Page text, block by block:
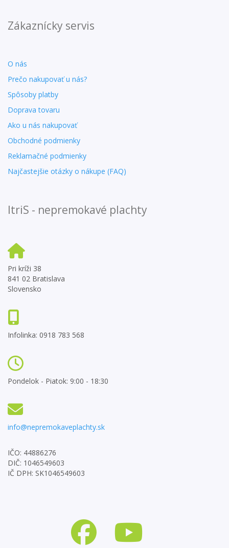
Zákaznícky servis
O nás
Prečo nakupovať u nás?
Spôsoby platby
Doprava tovaru
Ako u nás nakupovať
Obchodné podmienky
Reklamačné podmienky
Najčastejšie otázky o nákupe (FAQ)
ItriS - nepremokavé plachty
Pri kríži 38
841 02 Bratislava
Slovensko
Infolinka: 0918 783 568
Pondelok - Piatok: 9:00 - 18:30
info@nepremokaveplachty.sk
IČO: 44886276
DIČ: 1046549603
IČ DPH: SK1046549603